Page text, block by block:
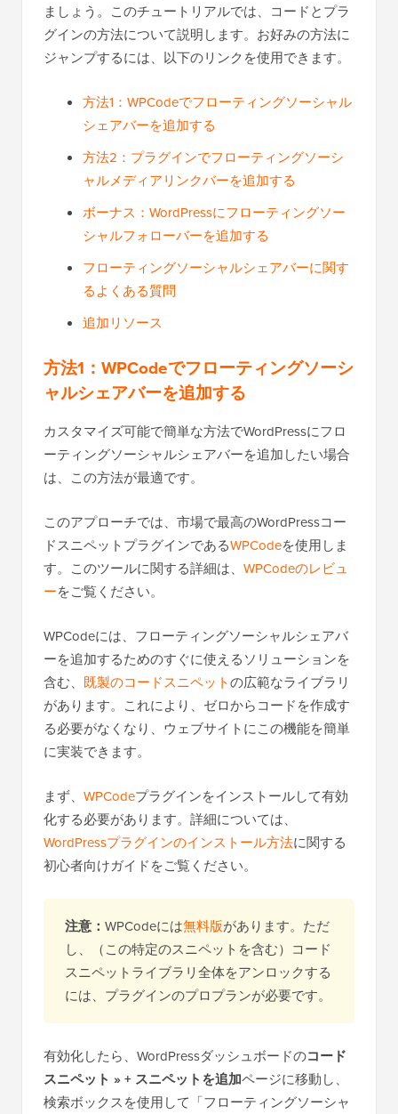
ましょう。このチュートリアルでは、コードとプラ
グインの方法について説明します。お好みの方法に
ジャンプするには、以下のリンクを使用できます。
方法1：WPCodeでフローティングソーシャル
シェアバーを追加する
方法2：プラグインでフローティングソーシ
ャルメディアリンクバーを追加する
ボーナス：WordPressにフローティングソー
シャルフォローバーを追加する
フローティングソーシャルシェアバーに関す
るよくある質問
追加リソース
方法1：WPCodeでフローティングソーシ
ャルシェアバーを追加する
カスタマイズ可能で簡単な方法でWordPressにフロ
ーティングソーシャルシェアバーを追加したい場合
は、この方法が最適です。
このアプローチでは、市場で最高のWordPressコー
ドスニペットプラグインであるWPCodeを使用しま
す。このツールに関する詳細は、 WPCodeのレビュ
ーをご覧ください。
WPCodeには、フローティングソーシャルシェアバ
ーを追加するためのすぐに使えるソリューションを
含む、 既製のコードスニペットの広範なライブラリ
があります。これにより、ゼロからコードを作成す
る必要がなくなり、ウェブサイトにこの機能を簡単
に実装できます。
まず、 WPCodeプラグインをインストールして有効
化する必要があります。詳細については、
WordPressプラグインのインストール方法に関する
初心者向けガイドをご覧ください。
注意： WPCodeには無料版があります。ただ
し、（この特定のスニペットを含む）コード
スニペットライブラリ全体をアンロックする
には、プラグインのプロプランが必要です。
有効化したら、WordPressダッシュボードのコード
スニペット » + スニペットを追加ページに移動し、
検索ボックスを使用して「フローティングソーシャ